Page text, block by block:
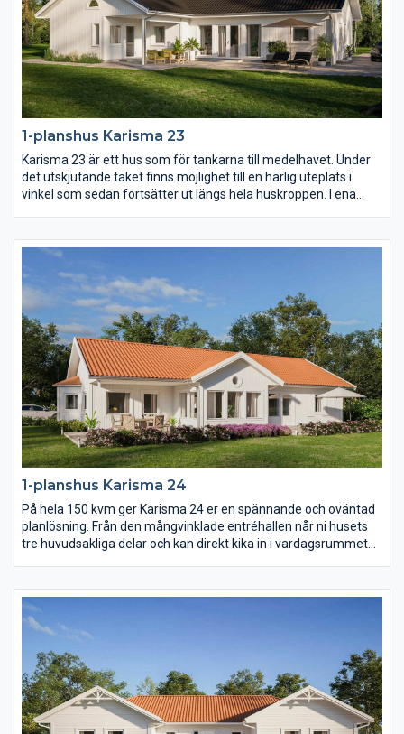
1-planshus Karisma 23
Karisma 23 är ett hus som för tankarna till medelhavet. Under
det utskjutande taket finns möjlighet till en härlig uteplats i
vinkel som sedan fortsätter ut längs hela huskroppen. I ena
ryggåstak över vardagsrum, matplats och kök.
1-planshus Karisma 24
På hela 150 kvm ger Karisma 24 er en spännande och oväntad
planlösning. Från den mångvinklade entréhallen når ni husets
tre huvudsakliga delar och kan direkt kika in i vardagsrummet
barn- och ungdomsdel med eget allrum samt en vuxendel med
stort badrum och arbetsrum. Karisma 24 har helt enkelt extra
allt.